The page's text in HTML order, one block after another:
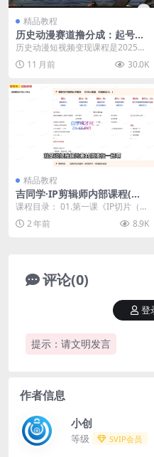
精品教程
历史动漫赛道撸分成：起号、
文案、素材、配音、剪辑，单
视频收益破万
历史动漫短视频变现课程是2025年
最新内容创业课，涵盖文案创作+视
觉制作+商业变...
11 月前 30.0K
精品教程
吉同学·IP剪辑师内部课程(更
新12月)
课程目录： 01.第一课《IP切片（挂
车）视频剪辑课程》.mp4 02.第二
课《...2 年前 8.9K
评论(0)
提示：请文明发言
登
作者信息
小创
等级 SVIP会员